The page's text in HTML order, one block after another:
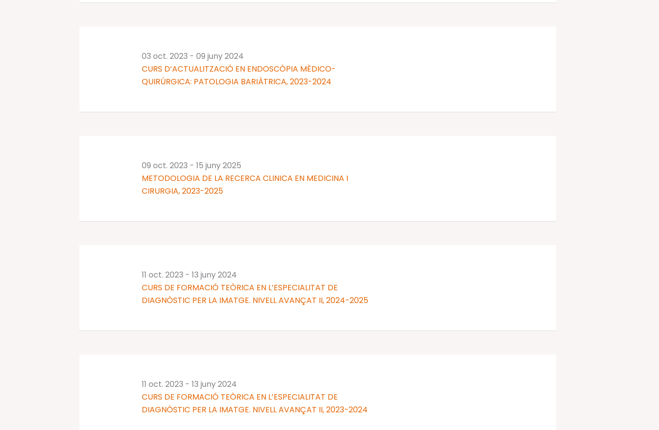
CURS D’ACTUALITZACIÓ EN ENDOSCÒPIA MÈDICO-
QUIRÚRGICA: PATOLOGIA BARIÀTRICA, 2023-2024
03 oct. 2023 - 09 juny 2024
METODOLOGIA DE LA RECERCA CLINICA EN MEDICINA I
CIRURGIA, 2023-2025
09 oct. 2023 - 15 juny 2025
CURS DE FORMACIÓ TEÒRICA EN L’ESPECIALITAT DE
DIAGNÒSTIC PER LA IMATGE. NIVELL AVANÇAT II, 2024-2025
11 oct. 2023 - 13 juny 2024
CURS DE FORMACIÓ TEÒRICA EN L’ESPECIALITAT DE
DIAGNÒSTIC PER LA IMATGE. NIVELL AVANÇAT II, 2023-2024
11 oct. 2023 - 13 juny 2024